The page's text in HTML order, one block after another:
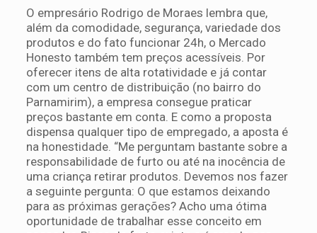
O empresário Rodrigo de Moraes lembra que,
além da comodidade, segurança, variedade dos
produtos e do fato funcionar 24h, o Mercado
Honesto também tem preços acessíveis. Por
oferecer itens de alta rotatividade e já contar
com um centro de distribuição (no bairro do
Parnamirim), a empresa consegue praticar
preços bastante em conta. E como a proposta
dispensa qualquer tipo de empregado, a aposta é
na honestidade. “Me perguntam bastante sobre a
responsabilidade de furto ou até na inocência de
uma criança retirar produtos. Devemos nos fazer
a seguinte pergunta: O que estamos deixando
para as próximas gerações? Acho uma ótima
oportunidade de trabalhar esse conceito em